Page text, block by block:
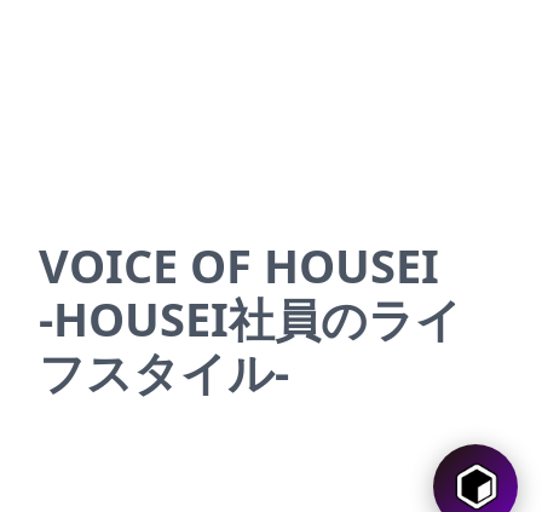
VOICE OF HOUSEI
-HOUSEI社員のライ
フスタイル-